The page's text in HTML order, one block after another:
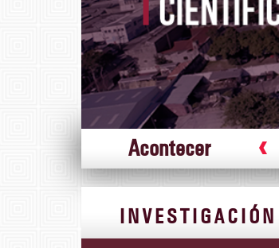
Acontecer
INVESTIGACIÓN